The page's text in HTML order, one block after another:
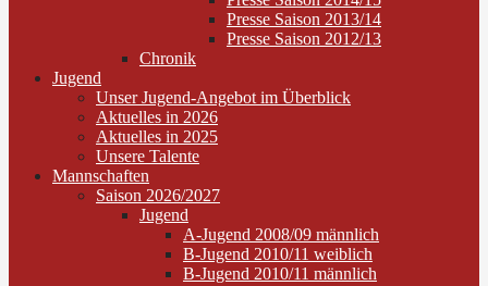
Presse Saison 2013/14
Presse Saison 2012/13
Chronik
Jugend
Unser Jugend-Angebot im Überblick
Aktuelles in 2026
Aktuelles in 2025
Unsere Talente
Mannschaften
Saison 2026/2027
Jugend
A-Jugend 2008/09 männlich
B-Jugend 2010/11 weiblich
B-Jugend 2010/11 männlich